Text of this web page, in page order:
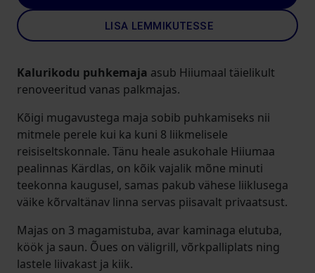
LISA LEMMIKUTESSE
Kalurikodu puhkemaja asub Hiiumaal täielikult
renoveeritud vanas palkmajas.
Kõigi mugavustega maja sobib puhkamiseks nii
mitmele perele kui ka kuni 8 liikmelisele
reisiseltskonnale. Tänu heale asukohale Hiiumaa
pealinnas Kärdlas, on kõik vajalik mõne minuti
teekonna kaugusel, samas pakub vähese liiklusega
väike kõrvaltänav linna servas piisavalt privaatsust.
Majas on 3 magamistuba, avar kaminaga elutuba,
köök ja saun. Õues on väligrill, võrkpalliplats ning
lastele liivakast ja kiik.